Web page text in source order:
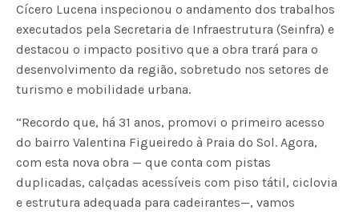
Cícero Lucena inspecionou o andamento dos trabalhos
executados pela Secretaria de Infraestrutura (Seinfra) e
destacou o impacto positivo que a obra trará para o
desenvolvimento da região, sobretudo nos setores de
turismo e mobilidade urbana.
“Recordo que, há 31 anos, promovi o primeiro acesso
do bairro Valentina Figueiredo à Praia do Sol. Agora,
com esta nova obra — que conta com pistas
duplicadas, calçadas acessíveis com piso tátil, ciclovia
e estrutura adequada para cadeirantes—, vamos